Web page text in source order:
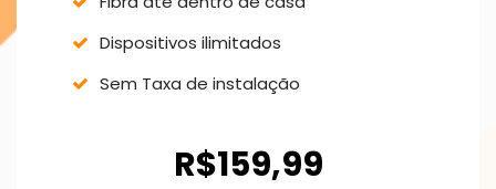
Dispositivos ilimitados
Sem Taxa de instalação
R$159,99